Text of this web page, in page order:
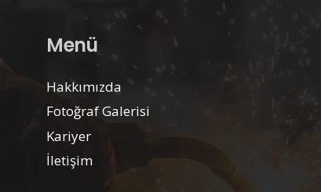
Menü
Hakkımızda
Fotoğraf Galerisi
Kariyer
İletişim